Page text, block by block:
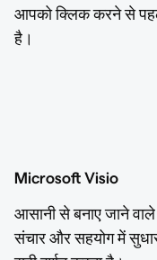
आपको क्लिक करने से
है।
Microsoft Visio
आसानी से बनाए जाने
संचार और सहयोग में